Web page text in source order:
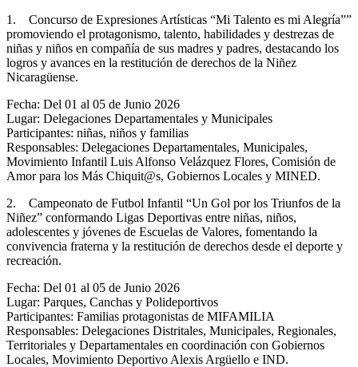
1. Concurso de Expresiones Artísticas “Mi Talento es mi Alegría””
promoviendo el protagonismo, talento, habilidades y destrezas de
niñas y niños en compañía de sus madres y padres, destacando los
logros y avances en la restitución de derechos de la Niñez
Nicaragüense.
Fecha: Del 01 al 05 de Junio 2026
Lugar: Delegaciones Departamentales y Municipales
Participantes: niñas, niños y familias
Responsables: Delegaciones Departamentales, Municipales,
Movimiento Infantil Luis Alfonso Velázquez Flores, Comisión de
Amor para los Más Chiquit@s, Gobiernos Locales y MINED.
2. Campeonato de Futbol Infantil “Un Gol por los Triunfos de la
Niñez” conformando Ligas Deportivas entre niñas, niños,
adolescentes y jóvenes de Escuelas de Valores, fomentando la
convivencia fraterna y la restitución de derechos desde el deporte y
recreación.
Fecha: Del 01 al 05 de Junio 2026
Lugar: Parques, Canchas y Polideportivos
Participantes: Familias protagonistas de MIFAMILIA
Responsables: Delegaciones Distritales, Municipales, Regionales,
Territoriales y Departamentales en coordinación con Gobiernos
Locales, Movimiento Deportivo Alexis Argüello e IND.